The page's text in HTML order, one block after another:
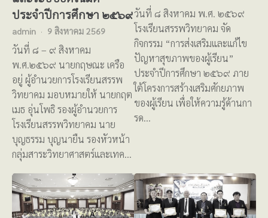
ประจำปีการศึกษา ๒๕๖๙
admin 9 สิงหาคม 2569
วันที่ ๘ – ๙ สิงหาคม
พ.ศ.๒๕๖๙ นายกฤษณะ เครือ
อยู่ ผู้อำนวยการโรงเรียนสรรพ
วิทยาคม มอบหมายให้ นายกฤต
เมธ อุ่นโพธิ รองผู้อำนวยการ
โรงเรียนสรรพวิทยาคม นาย
บุญธรรม บุญนายืน รองหัวหน้า
กลุ่มสาระวิทยาศาสตร์และเทค…
วันที่ ๘ สิงหาคม พ.ศ. ๒๕๖๙
โรงเรียนสรรพวิทยาคม จัด
กิจกรรม “การส่งเสริมและแก้ไข
ปัญหาสุขภาพของผู้เรียน”
ประจำปีการศึกษา ๒๕๖๙ ภาย
ใต้โครงการสร้างเสริมศักยภาพ
ของผู้เรียน เพื่อให้ความรู้ด้านกา
รด…